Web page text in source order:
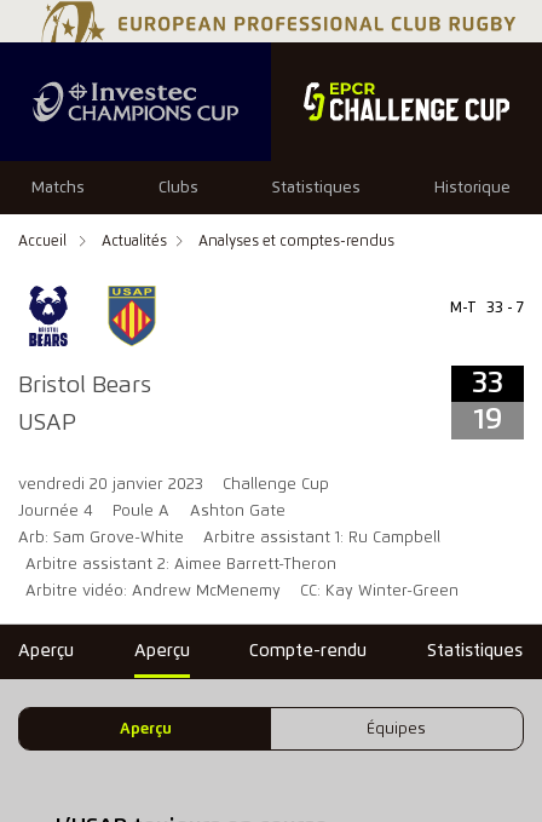
Matchs Clubs Statistiques Historique
Accueil Actualités Analyses et comptes-rendus
Bristol Bears
USAP
M-T 33 - 7
33
19
vendredi 20 janvier 2023
Challenge Cup
Journée 4
Poule A
Ashton Gate
Arb: Sam Grove-White
Arbitre assistant 1: Ru Campbell
Arbitre assistant 2: Aimee Barrett-Theron
Arbitre vidéo: Andrew McMenemy
CC: Kay Winter-Green
33 19
Aperçu Aperçu Compte-rendu Statistiques
Aperçu Équipes